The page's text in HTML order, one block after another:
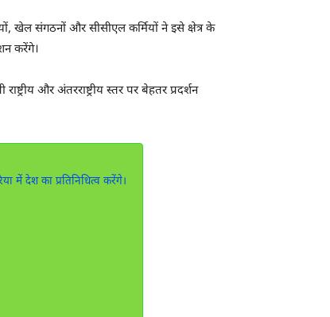
खेल संगठनों और सीसीएल कर्मियों ने इसे क्षेत्र के
करेंगे।
और अंतरराष्ट्रीय स्तर पर बेहतर प्रदर्शन
में देश का प्रतिनिधित्व करेंगे।